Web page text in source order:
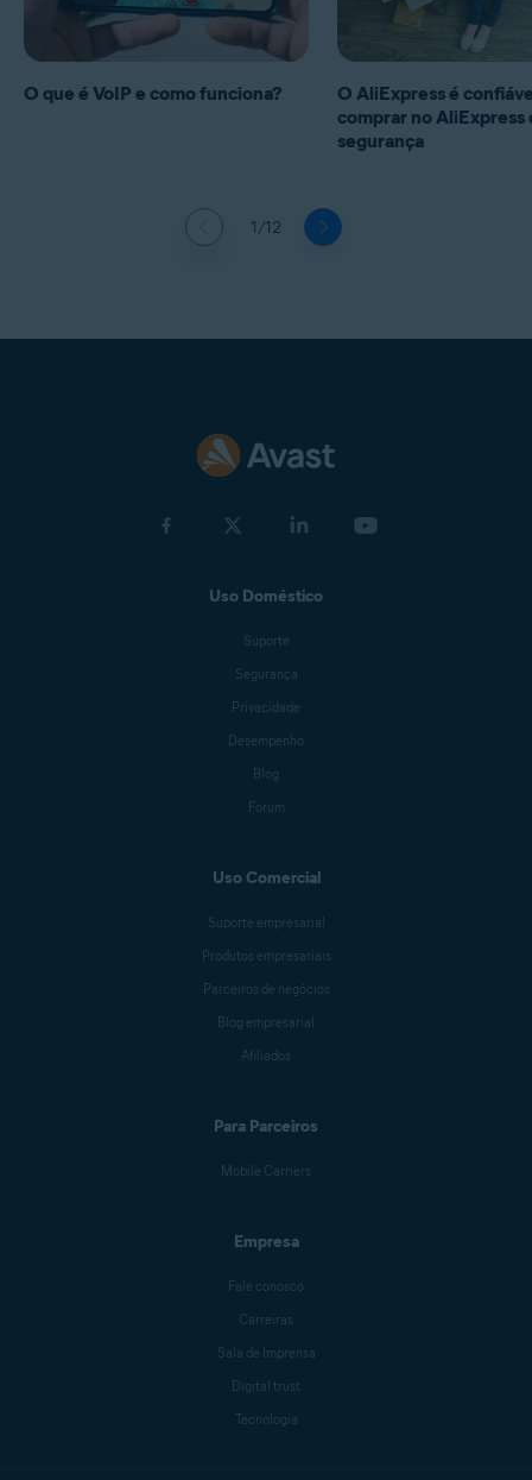
1/12
O que é VoIP e como funciona?
O AliExpress é
comprar no AliExpress
segurança
Uso Doméstico
Suporte
Segurança
Privacidade
Desempenho
Blog
Forum
Uso Comercial
Suporte empresarial
Produtos empresariais
Parceiros de negócios
Blog empresarial
Afiliados
Para Parceiros
Mobile Carriers
Empresa
Fale conosco
Carreiras
Sala de Imprensa
Digital trust
Tecnologia